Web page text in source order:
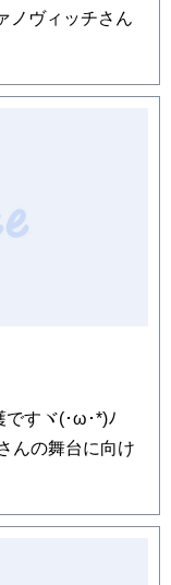
ノヴィッチさん
すヾ⁠(⁠･⁠ω⁠･⁠*⁠)⁠ﾉ
んの舞台に向け